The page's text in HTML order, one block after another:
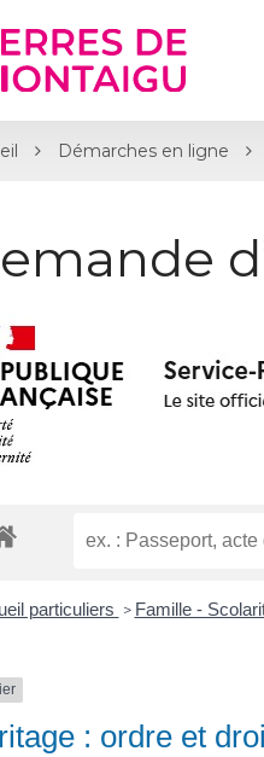
Démarches en ligne
particuliers > Famille -
: ordre et